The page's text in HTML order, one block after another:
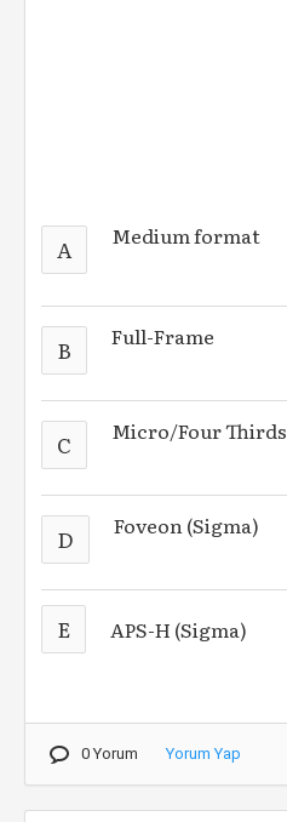
A Medium format
B Full-Frame
C Micro/Four Thirds
D Foveon (Sigma)
E APS-H (Sigma)
0 Yorum Yorum Yap